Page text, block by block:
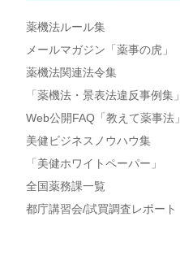
薬機法ルール集
メールマガジン「薬事の虎」
薬機法関連法令集
「薬機法・景表法違反事例集」
Web公開FAQ「教えて薬事法」
美健ビジネスノウハウ集
「美健ホワイトペーパー」
全国薬務課一覧
都庁講習会/試買調査レポート